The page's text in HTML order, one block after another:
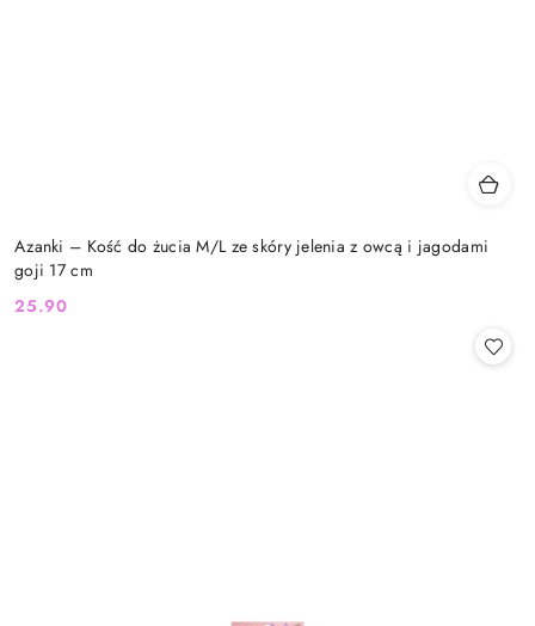
Azanki – Kość do żucia M/L ze skóry jelenia z owcą i jagodami
goji 17 cm
Cena:
25.90